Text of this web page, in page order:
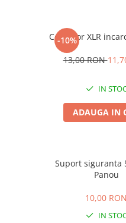
-10%
Conector XLR
13,00 RON
IN
ADAUGA IN
Suport siguranta
Panou
10,00 RON
IN